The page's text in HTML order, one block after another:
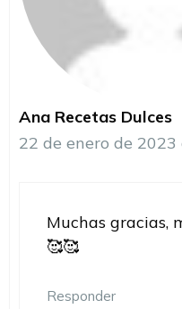
Ana Recetas Dulces
22 de enero de 2023
Muchas gracias,
🥰🥰
Responder